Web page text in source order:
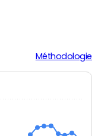
Méthodologie